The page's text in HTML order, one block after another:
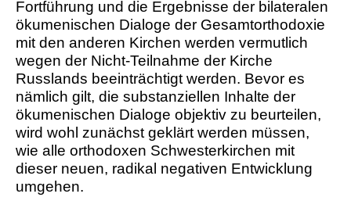
Fortführung und die Ergebnisse der bilateralen
ökumenischen Dialoge der Gesamtorthodoxie
mit den anderen Kirchen werden vermutlich
wegen der Nicht-Teilnahme der Kirche
Russlands beeinträchtigt werden. Bevor es
nämlich gilt, die substanziellen Inhalte der
ökumenischen Dialoge objektiv zu beurteilen,
wird wohl zunächst geklärt werden müssen,
wie alle orthodoxen Schwesterkirchen mit
dieser neuen, radikal negativen Entwicklung
umgehen.